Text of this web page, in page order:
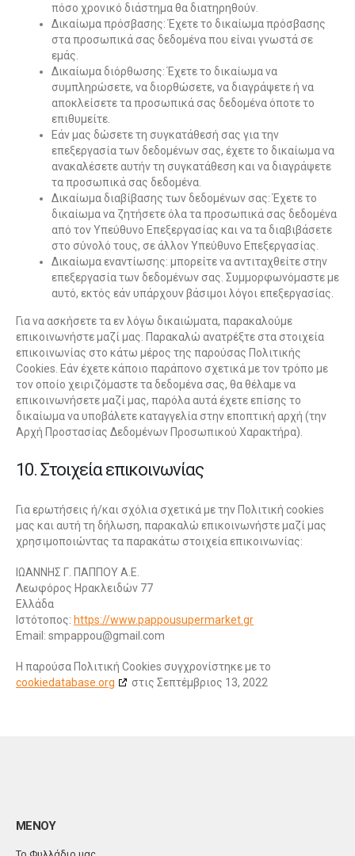
πόσο χρονικό διάστημα θα διατηρηθούν.
Δικαίωμα πρόσβασης: Έχετε το δικαίωμα πρόσβασης
στα προσωπικά σας δεδομένα που είναι γνωστά σε
εμάς.
Δικαίωμα διόρθωσης: Έχετε το δικαίωμα να
συμπληρώσετε, να διορθώσετε, να διαγράψετε ή να
αποκλείσετε τα προσωπικά σας δεδομένα όποτε το
επιθυμείτε.
Εάν μας δώσετε τη συγκατάθεσή σας για την
επεξεργασία των δεδομένων σας, έχετε το δικαίωμα να
ανακαλέσετε αυτήν τη συγκατάθεση και να διαγράψετε
τα προσωπικά σας δεδομένα.
Δικαίωμα διαβίβασης των δεδομένων σας: Έχετε το
δικαίωμα να ζητήσετε όλα τα προσωπικά σας δεδομένα
από τον Υπεύθυνο Επεξεργασίας και να τα διαβιβάσετε
στο σύνολό τους, σε άλλον Υπεύθυνο Επεξεργασίας.
Δικαίωμα εναντίωσης: μπορείτε να αντιταχθείτε στην
επεξεργασία των δεδομένων σας. Συμμορφωνόμαστε με
αυτό, εκτός εάν υπάρχουν βάσιμοι λόγοι επεξεργασίας.
Για να ασκήσετε τα εν λόγω δικαιώματα, παρακαλούμε
επικοινωνήστε μαζί μας. Παρακαλώ ανατρέξτε στα στοιχεία
επικοινωνίας στο κάτω μέρος της παρούσας Πολιτικής
Cookies. Εάν έχετε κάποιο παράπονο σχετικά με τον τρόπο με
τον οποίο χειριζόμαστε τα δεδομένα σας, θα θέλαμε να
επικοινωνήσετε μαζί μας, παρόλα αυτά έχετε επίσης το
δικαίωμα να υποβάλετε καταγγελία στην εποπτική αρχή (την
Αρχή Προστασίας Δεδομένων Προσωπικού Χαρακτήρα).
10. Στοιχεία επικοινωνίας
Για ερωτήσεις ή/και σχόλια σχετικά με την Πολιτική cookies
μας και αυτή τη δήλωση, παρακαλώ επικοινωνήστε μαζί μας
χρησιμοποιώντας τα παρακάτω στοιχεία επικοινωνίας:
ΙΩΑΝΝΗΣ Γ. ΠΑΠΠΟΥ Α.Ε.
Λεωφόρος Ηρακλειδών 77
Ελλάδα
Ιστότοπος: https://www.pappousupermarket.gr
Email: moc.liamg@uoppapms
Η παρούσα Πολιτική Cookies συγχρονίστηκε με το
cookiedatabase.org
στις Σεπτέμβριος 13, 2022
ΜΕΝΟΥ